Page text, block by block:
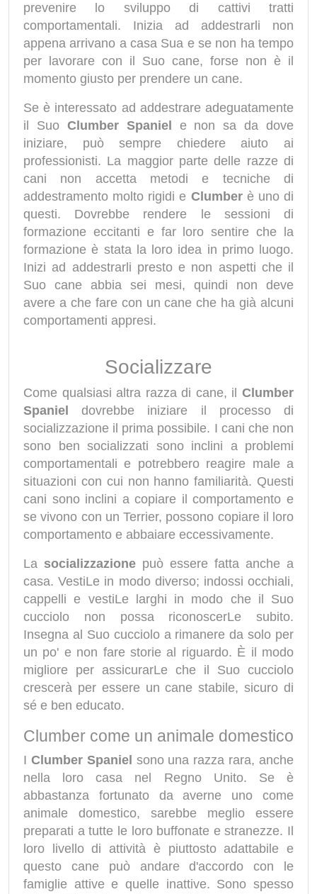
prevenire lo sviluppo di cattivi tratti
comportamentali. Inizia ad addestrarli non
appena arrivano a casa Sua e se non ha tempo
per lavorare con il Suo cane, forse non è il
momento giusto per prendere un cane.
Se è interessato ad addestrare adeguatamente
il Suo Clumber Spaniel
e non sa da dove
iniziare, può sempre chiedere aiuto ai
professionisti. La maggior parte delle razze di
cani non accetta metodi e tecniche di
addestramento molto rigidi e Clumber è uno di
questi. Dovrebbe rendere le sessioni di
formazione eccitanti e far loro sentire che la
formazione è stata la loro idea in primo luogo.
Inizi ad addestrarli presto e non aspetti che il
Suo cane abbia sei mesi, quindi non deve
avere a che fare con un cane che ha già alcuni
comportamenti appresi.
Socializzare
Come qualsiasi altra razza di cane, il Clumber
Spaniel
dovrebbe iniziare il processo di
socializzazione il prima possibile. I cani che non
sono ben socializzati sono inclini a problemi
comportamentali e potrebbero reagire male a
situazioni con cui non hanno familiarità. Questi
cani sono inclini a copiare il comportamento e
se vivono con un Terrier, possono copiare il loro
comportamento e abbaiare eccessivamente.
La socializzazione può essere fatta anche a
casa. VestiLe in modo diverso; indossi occhiali,
cappelli e vestiLe larghi in modo che il Suo
cucciolo non possa riconoscerLe subito.
Insegna al Suo cucciolo a rimanere da solo per
un po' e non fare storie al riguardo. È il modo
migliore per assicurarLe che il Suo cucciolo
crescerà per essere un cane stabile, sicuro di
sé e ben educato.
Clumber come un animale domestico
I Clumber Spaniel sono una razza rara, anche
nella loro casa nel Regno Unito. Se è
abbastanza fortunato da averne uno come
animale domestico, sarebbe meglio essere
preparati a tutte le loro buffonate e stranezze. Il
loro livello di attività è piuttosto adattabile e
questo cane può andare d'accordo con le
famiglie attive e quelle inattive. Sono spesso